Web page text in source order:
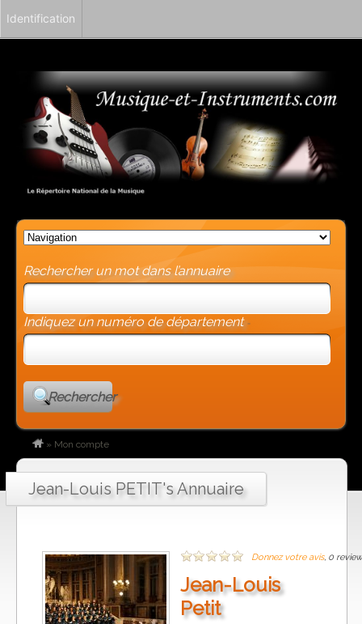
Rechercher un mot dans l’annuaire
Indiquez un numéro de département -
Rechercher
» Mon compte
Jean-Louis PETIT's Annuaire
Donnez votre avis, 0
Jean-Louis
Petit
Identification